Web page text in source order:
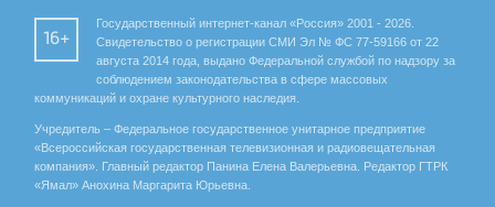
16+
Государственный интернет-канал «Россия» 2001 - 2026.
Свидетельство о регистрации СМИ Эл № ФС 77-59166 от 22
августа 2014 года, выдано Федеральной службой по надзору за
соблюдением законодательства в сфере массовых
коммуникаций и охране культурного наследия.
Учредитель – Федеральное государственное унитарное предприятие
«Всероссийская государственная телевизионная и радиовещательная
компания». Главный редактор Панина Елена Валерьевна. Редактор ГТРК
«Ямал» Анохина Маргарита Юрьевна.